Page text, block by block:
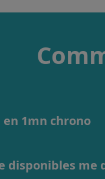
en 1mn chrono
disponibles